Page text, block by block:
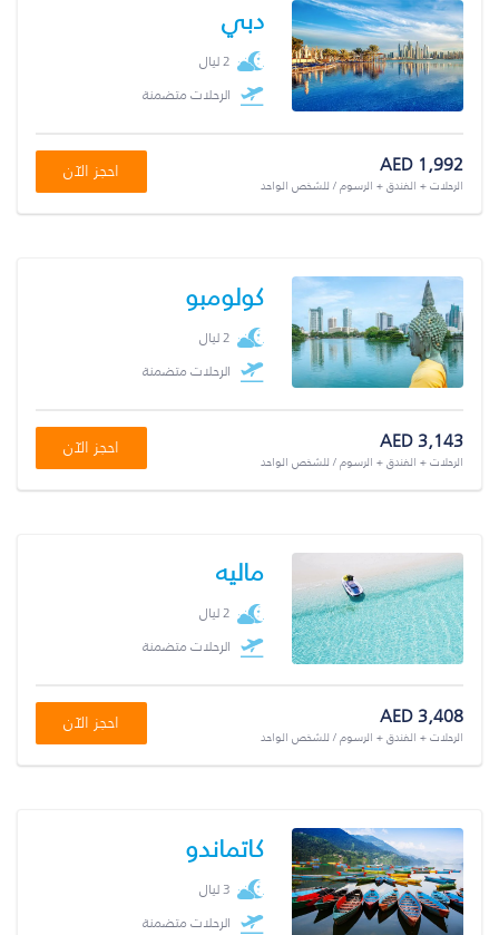
دبي
2 ليال
الرحلات متضمنة
AED 1,992
الرحلات + الفندق + الرسوم / للشخص الواحد
احجز الآن
كولومبو
2 ليال
الرحلات متضمنة
AED 3,143
الرحلات + الفندق + الرسوم / للشخص الواحد
احجز الآن
ماليه
2 ليال
الرحلات متضمنة
AED 3,408
الرحلات + الفندق + الرسوم / للشخص الواحد
احجز الآن
كاتماندو
3 ليال
الرحلات متضمنة